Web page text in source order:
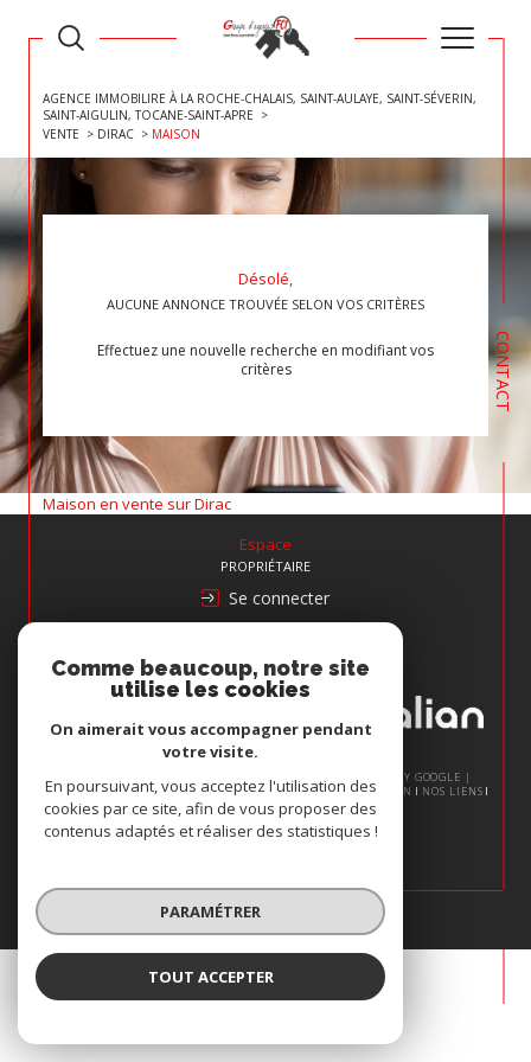
CONTACT
AGENCE IMMOBILIRE À LA ROCHE-CHALAIS, SAINT-AULAYE, SAINT-SÉVERIN,
SAINT-AIGULIN, TOCANE-SAINT-APRE
VENTE
DIRAC MAISON
Désolé,
AUCUNE ANNONCE TROUVÉE SELON VOS CRITÈRES
Effectuez une nouvelle recherche en modifiant vos
critères
Maison en vente sur Dirac
Espace
PROPRIÉTAIRE
Se connecter
ADHÉRONS
© 2026 | TOUS DROITS RÉSERVÉS | TRADUCTION POWERED BY GOOGLE |
NOS HONORAIRES
PLAN DU SITE MENTIONS LÉGALES ADMIN
NOS LIENS
POLITIQUE RGPD
COOKIES
Comme beaucoup, notre site
utilise les cookies
On aimerait vous accompagner pendant
votre visite.
En poursuivant, vous acceptez l'utilisation des
cookies par ce site, afin de vous proposer des
contenus adaptés et réaliser des statistiques !
PARAMÉTRER
TOUT ACCEPTER